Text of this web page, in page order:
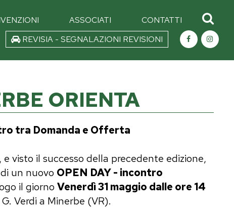
ASSOCIATI
CONTATTI
REVISIA - SEGNALAZIONI REVISIONI
ORIENTA
tra Domanda e Offerta
, e visto il successo della precedente edizione,
un nuovo OPEN DAY - incontro
il giornoVenerdì 31 maggio dalle ore 14
Verdi a Minerbe (VR).